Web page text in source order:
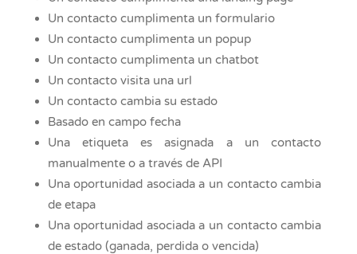
Un contacto cumplimenta un formulario
Un contacto cumplimenta un popup
Un contacto cumplimenta un chatbot
Un contacto visita una url
Un contacto cambia su estado
Basado en campo fecha
Una etiqueta es asignada a un contacto
manualmente o a través de API
Una oportunidad asociada a un contacto cambia
de etapa
Una oportunidad asociada a un contacto cambia
de estado (ganada, perdida o vencida)